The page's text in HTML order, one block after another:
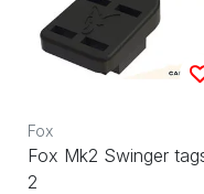
Fox
Fox Mk2 Swinger
2